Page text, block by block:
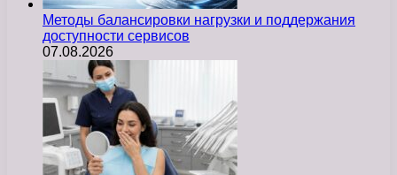
Методы балансировки нагрузки и поддержания
доступности сервисов
07.08.2026